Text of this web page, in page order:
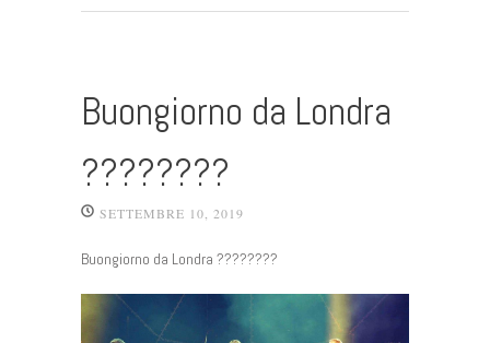
Buongiorno da Londra
????????
SETTEMBRE 10, 2019
Buongiorno da Londra ????????